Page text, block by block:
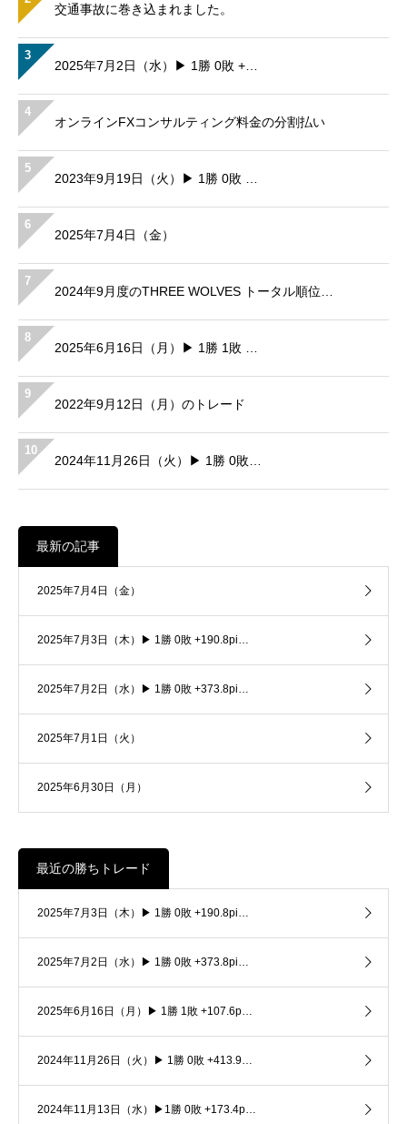
交通事故に巻き込まれました。
3
2025年7月2日（水）▶ 1勝 0敗 +…
4
オンラインFXコンサルティング料金の分割払い
5
2023年9月19日（火）▶ 1勝 0敗 …
6
2025年7月4日（金）
7
2024年9月度のTHREE WOLVES トータル順位…
8
2025年6月16日（月）▶ 1勝 1敗 …
9
2022年9月12日（月）のトレード
10
2024年11月26日（火）▶ 1勝 0敗…
最新の記事
2025年7月4日（金）
2025年7月3日（木）▶ 1勝 0敗 +190.8pi…
2025年7月2日（水）▶ 1勝 0敗 +373.8pi…
2025年7月1日（火）
2025年6月30日（月）
最近の勝ちトレード
2025年7月3日（木）▶ 1勝 0敗 +190.8pi…
2025年7月2日（水）▶ 1勝 0敗 +373.8pi…
2025年6月16日（月）▶ 1勝 1敗 +107.6p…
2024年11月26日（火）▶ 1勝 0敗 +413.9…
2024年11月13日（水）▶1勝 0敗 +173.4p…